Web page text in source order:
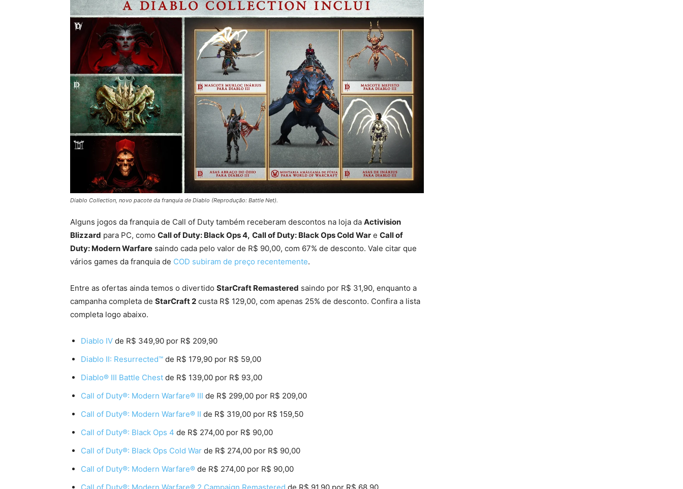
Diablo Collection, novo pacote da franquia de Diablo (Reprodução: Battle Net).
Alguns jogos da franquia de Call of Duty também receberam descontos na loja da Activision
Blizzard para PC, como Call of Duty: Black Ops 4, Call of Duty: Black Ops Cold War e Call of
Duty: Modern Warfare saindo cada pelo valor de R$ 90,00, com 67% de desconto. Vale citar que
vários games da franquia de COD subiram de preço recentemente.
Entre as ofertas ainda temos o divertido StarCraft Remastered saindo por R$ 31,90, enquanto a
campanha completa de StarCraft 2 custa R$ 129,00, com apenas 25% de desconto. Confira a lista
completa logo abaixo.
Diablo IV de R$ 349,90 por R$ 209,90
Diablo II: Resurrected™ de R$ 179,90 por R$ 59,00
Diablo® III Battle Chest de R$ 139,00 por R$ 93,00
Call of Duty®: Modern Warfare® III de R$ 299,00 por R$ 209,00
Call of Duty®: Modern Warfare® II de R$ 319,00 por R$ 159,50
Call of Duty®: Black Ops 4 de R$ 274,00 por R$ 90,00
Call of Duty®: Black Ops Cold War de R$ 274,00 por R$ 90,00
Call of Duty®: Modern Warfare® de R$ 274,00 por R$ 90,00
Call of Duty®: Modern Warfare® 2 Campaign Remastered de R$ 91,90 por R$ 68,90